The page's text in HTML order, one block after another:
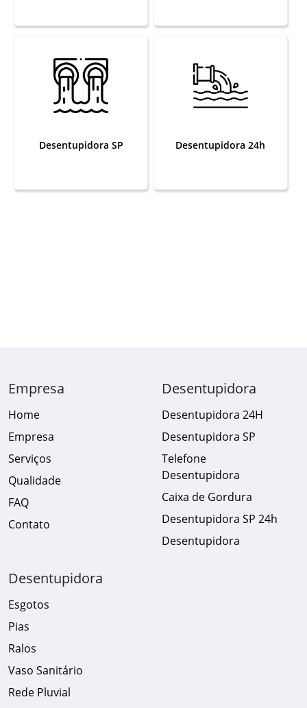
Desentupidora SP Desentupidora 24h
Empresa
Home
Empresa
Serviços
Qualidade
FAQ
Contato
Desentupidora
Desentupidora 24H
Desentupidora SP
Telefone
Desentupidora
Caixa de Gordura
Desentupidora SP 24h
Desentupidora
Desentupidora
Esgotos
Pias
Ralos
Vaso Sanitário
Rede Pluvial